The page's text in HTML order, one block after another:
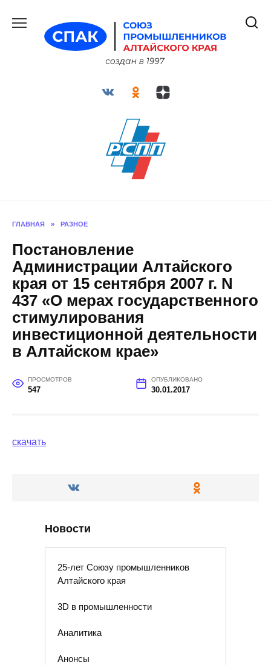
содержанию
ГЛАВНАЯ » РАЗНОЕ
Постановление
Администрации Алтайского
края от 15 сентября 2007 г. N
437 «О мерах государственного
стимулирования
инвестиционной деятельности
в Алтайском крае»
ПРОСМОТРОВ
547
ОПУБЛИКОВАНО
30.01.2017
скачать
Новости
25-лет Союзу промышленников
Алтайского края
3D в промышленности
Аналитика
Анонсы